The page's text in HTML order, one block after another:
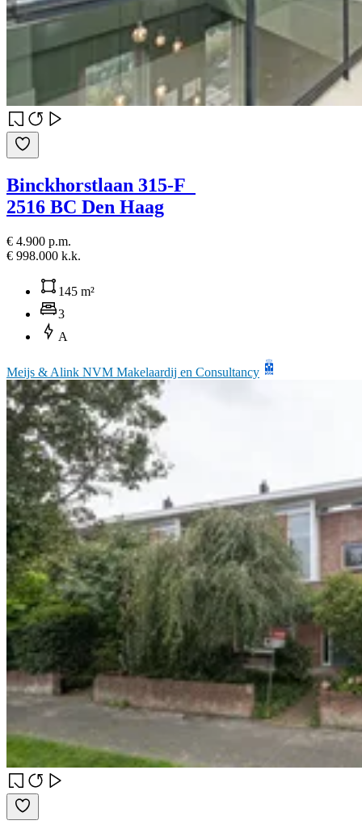
Binckhorstlaan 315-F
2516 BC Den Haag
€ 4.900 p.m.
€ 998.000 k.k.
145 m²
3
A
Meijs & Alink NVM Makelaardij en Consultancy